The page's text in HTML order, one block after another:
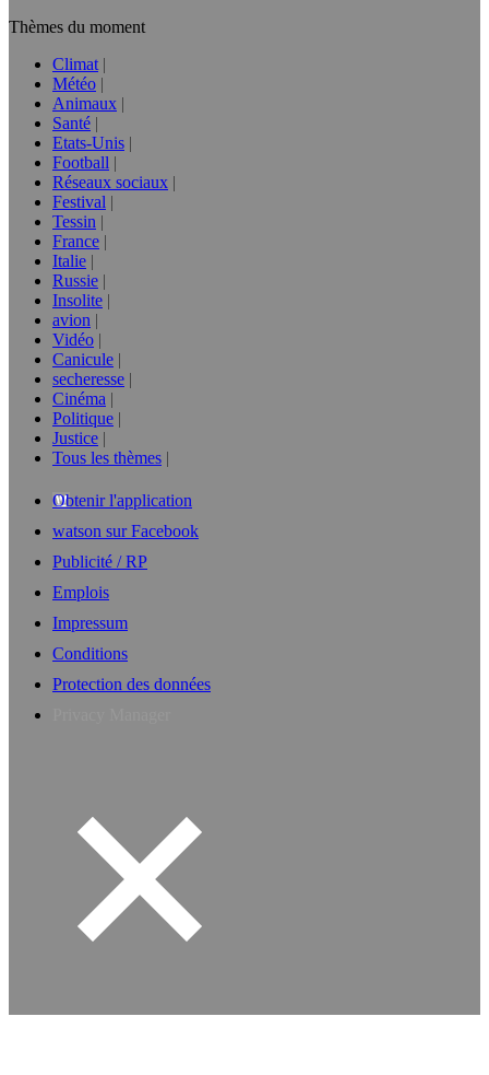
Thèmes du moment
Climat
Météo
Animaux
Santé
Etats-Unis
Football
Réseaux sociaux
Festival
Tessin
France
Italie
Russie
Insolite
avion
Vidéo
Canicule
secheresse
Cinéma
Politique
Justice
Tous les thèmes
Obtenir l'application
watson sur Facebook
Publicité / RP
Emplois
Impressum
Conditions
Protection des données